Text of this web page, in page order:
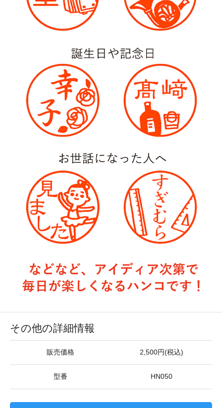
その他の詳細情報
販売価格 2,500円(税込)
型番 HN050